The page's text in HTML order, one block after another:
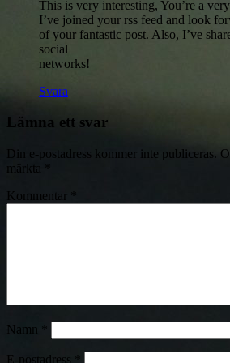
This is very interesting, You’re a
I’ve joined your rss feed and look
of your fantastic post. Also, I’ve
social
networks!
Svara
Lämna ett svar
Din e-postadress kommer inte publiceras.
märkta
Kommentar
Namn
E-postadress